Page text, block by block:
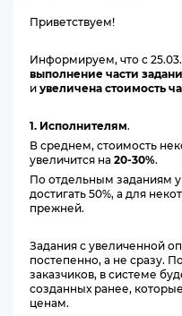
Приветствуем!
Информируем, что с
выполнение части
и увеличена стоимость
1. Исполнителям.
В среднем, стоимость
увеличится на 20-30%.
По отдельным заданиям
достигать 50%, а для
прежней.
Задания с увеличенной
постепенно, а не сразу.
заказчиков, в системе
созданных ранее,
ценам.